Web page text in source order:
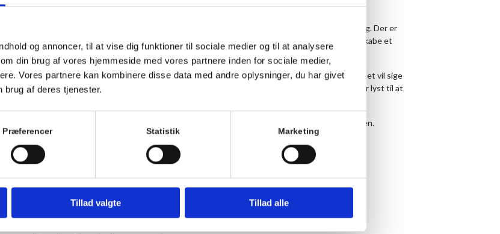
og annoncer, til at vise dig funktioner til sociale medier og til at analysere
din brug af vores hjemmeside med vores partnere inden for sociale medier,
Vores partnere kan kombinere disse data med andre oplysninger, du har givet
brug af deres tjenester.
Præferencer Statistik Marketing
Tillad valgte Tillad alle
det sjovt sammen, mærke fællesskabet og nyde musikken.
Vi starter helt fra bunden, og du behøver hverken kunne læse noder eller have korerfaring. Der er
ingen krav om præstation – kun lysten til at være med. Kom som du er, og vær med til at skabe et
trygt og hyggeligt rum, hvor vi sammen opdager glæden ved at synge og synge i kor.
Vi starter med enstemmige sange, og Anne lærer jer at holde tonerne og også om, hvad det vil sige
at synge i kor. Når vi er klar, kaster vi os ud i nemme to-stemmige sange. Vi håber, at du har lyst til at
Koret vil blive ledet af Anne Lünell, som har ledet koret på Hornbækhus siden begyndelsen.
Praktisk information:
• Opstart: Tirsdag d. 11. august 2026
• Varighed: 9 uger. Vi mødes 9 gange. (sidste gang d. 13. oktober 2026)
• Sted: Hornbækhus, Skovvej 7, Hornbæk
• Pris: 800 kr. for hele forløbet